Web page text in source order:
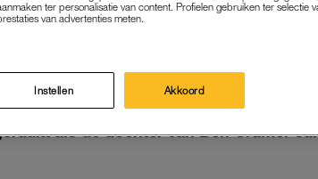
DOOR
SHANNA IN
aflevering van het programma ‘DNA
als de dochter van Ben Cramer
ter personalisatie van content. Profielen gebruiken ter selectie
van advertenties meten.
Instellen Akkoord